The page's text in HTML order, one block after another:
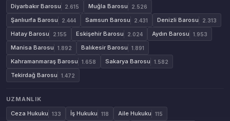
Diyarbakır Barosu 2.615 Muğla Barosu 2.526
Şanlıurfa Barosu 2.444 Samsun Barosu 2.431 Denizli Barosu 2.313
Hatay Barosu 2.155 Eskişehir Barosu 2.024 Aydın Barosu 1.953
Manisa Barosu 1.892 Balıkesir Barosu 1.891
Kahramanmaraş Barosu 1.658 Sakarya Barosu 1.582
Tekirdağ Barosu 1.472
UZMANLIK
Ceza Hukuku
133 İş Hukuku 118 Aile Hukuku 115